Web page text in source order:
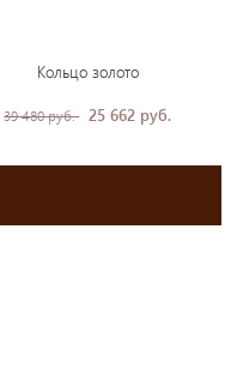
Кольцо золото
39 480 руб. 25 662 руб.